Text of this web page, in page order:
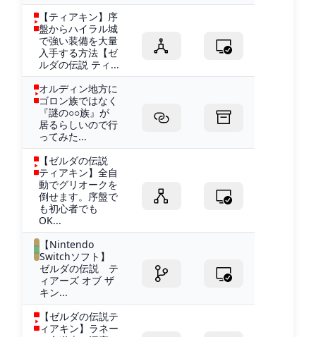
【ティアキン】序
盤からハイラル城
で強い装備を大量
入手する方法【ゼ
ルダの伝説 ティ...
オルディン地方に
ゴロン族ではなく
『謎の○○族』が
居るらしいので行
ってみた...
【ゼルダの伝説
ティアキン】全自
動でグリオークを
倒せます。序盤で
も初心者でも
OK...
【Nintendo
Switchソフト】
ゼルダの伝説 テ
ィアーズ オブ ザ
キン...
【ゼルダの伝説テ
ィアキン】ラネー